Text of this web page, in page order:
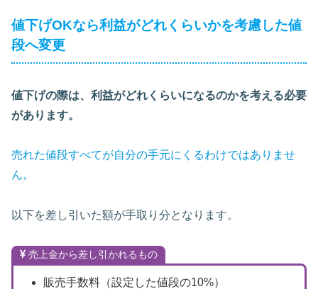
値下げOKなら利益がどれくらいかを考慮した値
段へ変更
値下げの際は、利益がどれくらいになるのかを考える必要
があります。
売れた値段すべてが自分の手元にくるわけではありませ
ん。
以下を差し引いた額が手取り分となります。
売上金から差し引かれるもの
販売手数料（設定した値段の10%）